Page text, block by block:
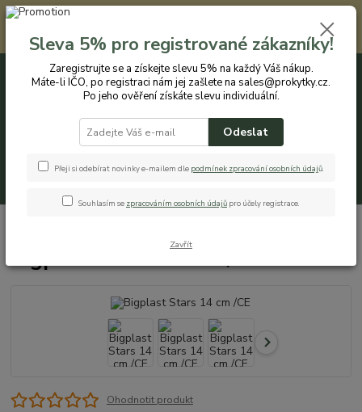
Registrovaným zákazníkům nabízíme slevu 5% na každý nákup. Máte-li
IČO, po registraci nám jej zašlete na sales@prokytky.cz. Po jeho ověření
získáte slevu individuální. Přejít na registraci →
CZK
+420 774 544 973 0ks
Bigplast Stars 14 cm /CE
Ohodnotit produkt
Sleva 5% pro registrované zákazníky!
Zaregistrujte se a získejte slevu 5% na každý Váš nákup.
Máte-li IČO, po registraci nám jej zašlete na sales@prokytky.cz.
Po jeho ověření získáte slevu individuální.
Odeslat
Přeji si odebírat novinky e-mailem dle podmínek zpracování osobních údajů.
Souhlasím se zpracováním osobních údajů pro účely registrace.
Zavřít